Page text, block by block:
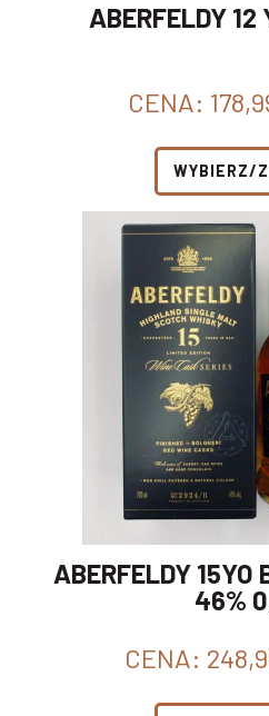
ABERFELDY
CENA:
WYBIERZ/
ABERFELDY 15YO
46%
CENA: